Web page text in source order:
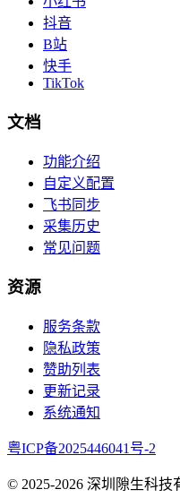
抖音
B站
快手
TikTok
文档
功能介绍
自定义配置
飞书同步
采集历史
常见问题
资源
服务条款
隐私政策
赞助列表
更新记录
系统通知
粤ICP备2025446041号-2
© 2025-2026 深圳隙生科技